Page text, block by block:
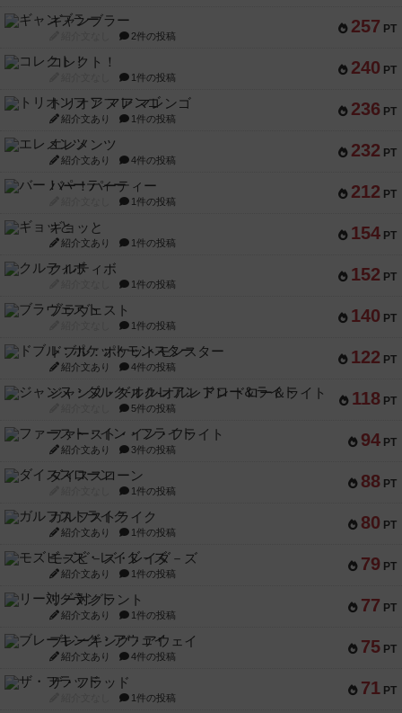
257 PT
ギャンブラー
2件の投稿
240 PT
コレクト！
1件の投稿
236 PT
トリオンフ ア マレンゴ
紹介文あり 1件の投稿
232 PT
エレメンツ
紹介文あり 4件の投稿
212 PT
バー！パーティー
1件の投稿
154 PT
ギョッと
紹介文あり 1件の投稿
152 PT
クルティボ
1件の投稿
140 PT
ブラヴェスト
1件の投稿
122 PT
ドブル：ポケットモンスター
紹介文あり 4件の投稿
118 PT
ジャンヌ・ダルク-オルレアン ドロー＆ライト
5件の投稿
94 PT
ファースト・イン・フライト
紹介文あり 3件の投稿
88 PT
ダイススローン
1件の投稿
80 PT
ガルフストライク
紹介文あり 1件の投稿
79 PT
モズビ－ズ・レイダ－ズ
紹介文あり 1件の投稿
77 PT
リー対グラント
紹介文あり 1件の投稿
75 PT
ブレーキング・アウェイ
紹介文あり 4件の投稿
71 PT
ザ・フラッド
1件の投稿